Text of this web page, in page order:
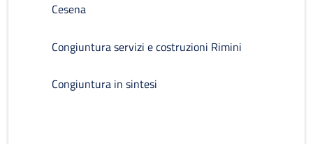
Cesena
Congiuntura servizi e costruzioni Rimini
Congiuntura in sintesi